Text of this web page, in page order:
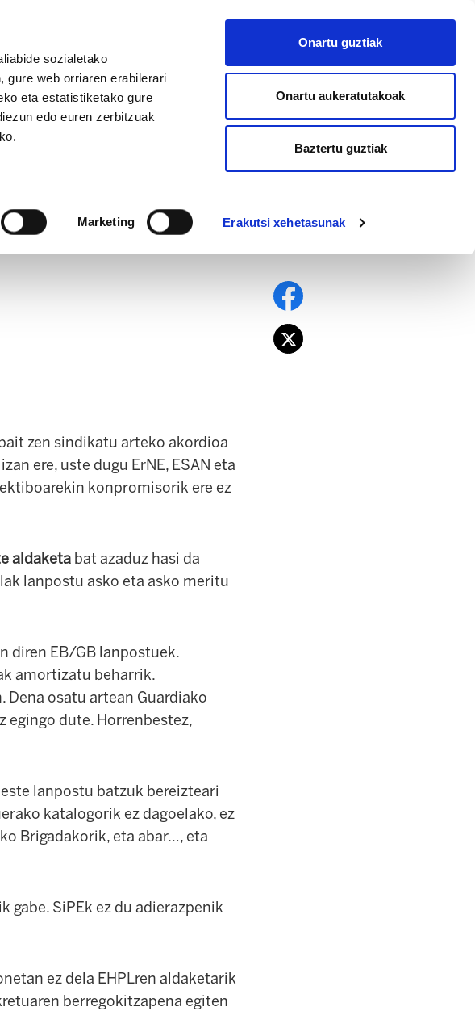
sozialetako
gure web orriaren erabilerari
eta estatistiketako gure
edo euren zerbitzuak
Marketing Erakutsi xehetasunak
Onartu guztiak
Onartu aukeratutakoak
Baztertu guztiak
AFILIATU
zen sindikatu arteko akordioa
ere, uste dugu ErNE, ESAN eta
konpromisorik ere ez
aldaketa bat azaduz hasi da
lanpostu asko eta asko meritu
diren EB/GB lanpostuek.
amortizatu beharrik.
Dena osatu artean Guardiako
egingo dute. Horrenbestez,
lanpostu batzuk bereizteari
katalogorik ez dagoelako, ez
Brigadakorik, eta abar…, eta
gabe. SiPEk ez du adierazpenik
ez dela EHPLren aldaketarik
berregokitzapena egiten